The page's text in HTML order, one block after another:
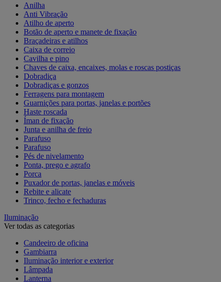
Anilha
Anti Vibração
Atilho de aperto
Botão de aperto e manete de fixação
Braçadeiras e atilhos
Caixa de correio
Cavilha e pino
Chaves de caixa, encaixes, molas e roscas postiças
Dobradiça
Dobradiças e gonzos
Ferragens para montagem
Guarnições para portas, janelas e portões
Haste roscada
Íman de fixação
Junta e anilha de freio
Parafuso
Parafuso
Pés de nivelamento
Ponta, prego e agrafo
Porca
Puxador de portas, janelas e móveis
Rebite e alicate
Trinco, fecho e fechaduras
Iluminação
Ver todas as categorias
Candeeiro de oficina
Gambiarra
Iluminação interior e exterior
Lâmpada
Lanterna